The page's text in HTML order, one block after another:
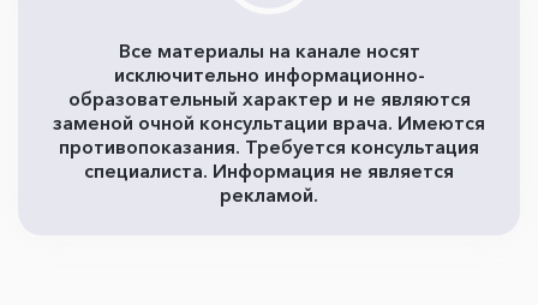
Все материалы на канале носят
исключительно информационно-
образовательный характер и не являются
заменой очной консультации врача. Имеются
противопоказания. Требуется консультация
специалиста. Информация не является
рекламой.